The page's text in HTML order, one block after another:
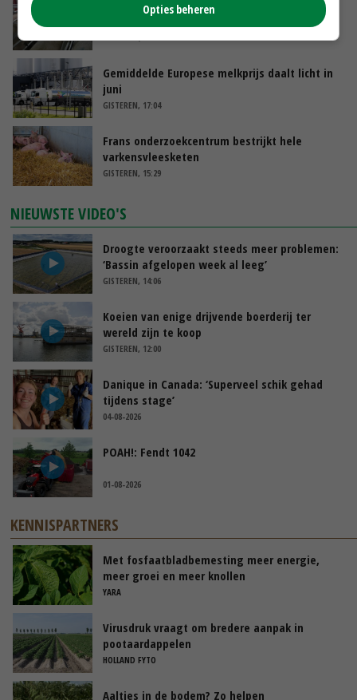
‘Door hittegolf is aantal terugkomers bij
zeugen verdubbeld’
Gemiddelde Europese melkprijs daalt licht in
juni
GISTEREN, 17:04
Frans onderzoekcentrum bestrijkt hele
varkensvleesketen
GISTEREN, 15:29
NIEUWSTE VIDEO'S
Droogte veroorzaakt steeds meer problemen:
‘Bassin afgelopen week al leeg’
GISTEREN, 14:06
Koeien van enige drijvende boerderij ter
wereld zijn te koop
GISTEREN, 12:00
Danique in Canada: ‘Superveel schik gehad
tijdens stage’
04-08-2026
POAH!: Fendt 1042
01-08-2026
KENNISPARTNERS
Met fosfaatbladbemesting meer energie,
meer groei en meer knollen
YARA
Virusdruk vraagt om bredere aanpak in
pootaardappelen
HOLLAND FYTO
Aaltjes in de bodem? Zo helpen
Opties beheren